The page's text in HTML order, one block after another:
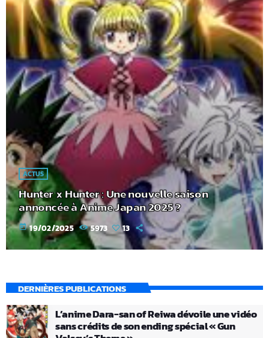
ACTUS
Hunter x Hunter : Une nouvelle saison
annoncée à Anime Japan 2025 ?
today 19/02/2025 5973 13
DERNIÈRES PUBLICATIONS
L’anime Dara-san of Reiwa dévoile une vidéo
sans crédits de son ending spécial « Gun